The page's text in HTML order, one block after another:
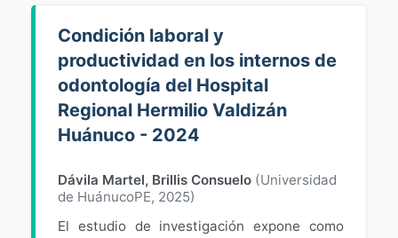
Condición laboral y
productividad en los internos de
odontología del Hospital
Regional Hermilio Valdizán
Huánuco - 2024
Dávila Martel, Brillis Consuelo (Universidad
de HuánucoPE, 2025)
El estudio de investigación expone como